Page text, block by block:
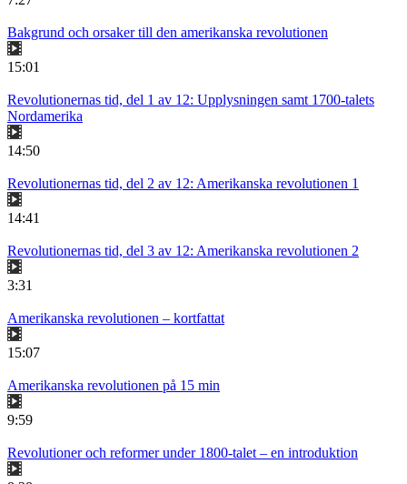
Bakgrund och orsaker till den amerikanska revolutionen
15:01
Revolutionernas tid, del 1 av 12: Upplysningen samt 1700-talets
Nordamerika
14:50
Revolutionernas tid, del 2 av 12: Amerikanska revolutionen 1
14:41
Revolutionernas tid, del 3 av 12: Amerikanska revolutionen 2
3:31
Amerikanska revolutionen – kortfattat
15:07
Amerikanska revolutionen på 15 min
9:59
Revolutioner och reformer under 1800-talet – en introduktion